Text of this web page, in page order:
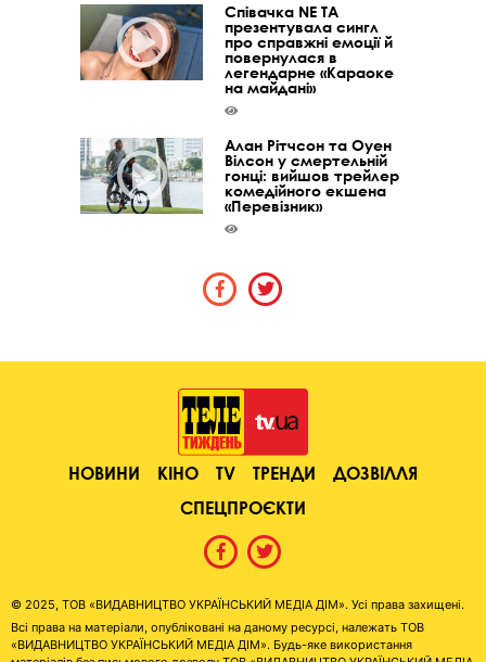
Співачка NE TA
презентувала сингл
про справжні емоції й
повернулася в
легендарне «Караоке
на майдані»
Алан Рітчсон та Оуен
Вілсон у смертельній
гонці: вийшов трейлер
комедійного екшена
«Перевізник»
НОВИНИ КІНО TV ТРЕНДИ
ДОЗВІЛЛЯ
СПЕЦПРОЄКТИ
© 2025, ТОВ «ВИДАВНИЦТВО УКРАЇНСЬКИЙ МЕДІА ДІМ». Усі права захищені.
Всі права на матеріали, опубліковані на даному ресурсі, належать ТОВ
«ВИДАВНИЦТВО УКРАЇНСЬКИЙ МЕДІА ДІМ». Будь-яке використання